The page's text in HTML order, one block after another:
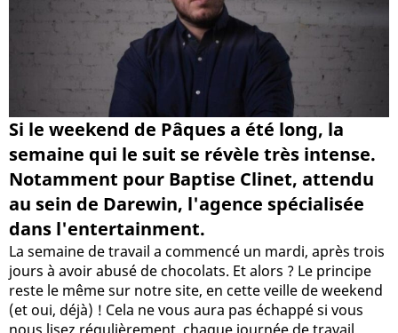
Si le weekend de Pâques a été long, la
semaine qui le suit se révèle très intense.
Notamment pour Baptise Clinet, attendu
au sein de Darewin, l'agence spécialisée
dans l'entertainment.
La semaine de travail a commencé un mardi, après trois
jours à avoir abusé de chocolats. Et alors ? Le principe
reste le même sur notre site, en cette veille de weekend
(et oui, déjà) ! Cela ne vous aura pas échappé si vous